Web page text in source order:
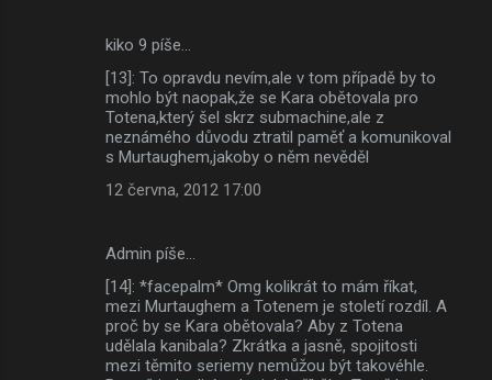
kiko 9 píše…
[13]: To opravdu nevím,ale v tom případě by to
mohlo být naopak,že se Kara obětovala pro
Totena,který šel skrz submachine,ale z
neznámého důvodu ztratil paměť a komunikoval
s Murtaughem,jakoby o něm nevěděl
12 června, 2012 17:00
Admin píše…
[14]: *facepalm* Omg kolikrát to mám říkat,
mezi Murtaughem a Totenem je století rozdíl. A
proč by se Kara obětovala? Aby z Totena
udělala kanibala? Zkrátka a jasně, spojitosti
mezi těmito seriemy nemůžou být takovéhle.